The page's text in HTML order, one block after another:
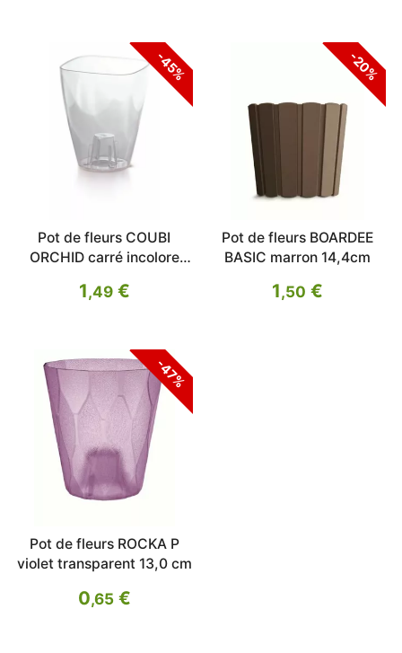
-45%
Pot de fleurs COUBI
ORCHID carré incolore
1,49€
-20%
Pot de fleurs BOARDEE
BASIC marron 14,4cm
1,50 €
-47%
Pot de fleurs ROCKA P
violet transparent 13,0 cm
0,65€